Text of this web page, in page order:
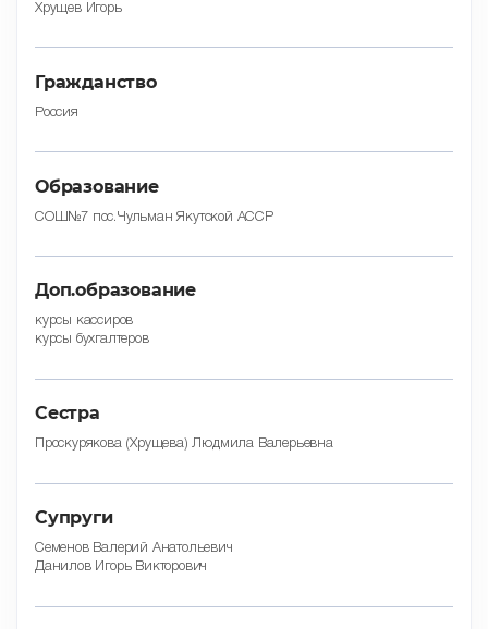
Хрущев Игорь
Гражданство
Россия
Образование
СОШ№7 пос.Чульман Якутской АССР
Доп.образование
курсы кассиров
курсы бухгалтеров
Сестра
Проскурякова (Хрущева) Людмила Валерьевна
Супруги
Семенов Валерий Анатольевич
Данилов Игорь Викторович